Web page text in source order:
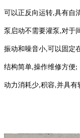
可以正反向运转,具有自
泵启动不需要灌泵 ,对于
振动和噪音小,可以固定
结构简单,操作维修方便;
动力消耗少,积容,并具有